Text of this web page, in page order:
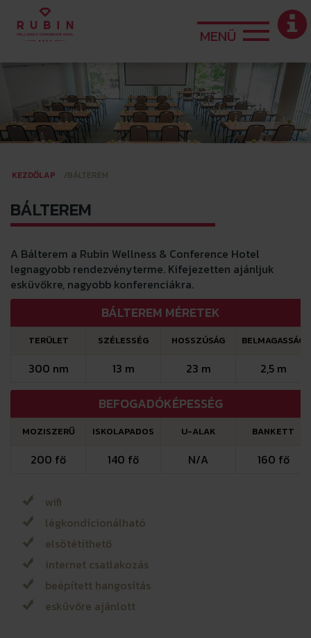
MENÜ
KEZDŐLAP BÁLTEREM
BÁLTEREM
A Bálterem a Rubin Wellness & Conference Hotel
legnagyobb rendezvényterme. Kifejezetten ajánljuk
esküvőkre, nagyobb konferenciákra.
BÁLTEREM MÉRETEK
TERÜLET SZÉLESSÉG HOSSZÚSÁG BELMAGASSÁG
300 nm 13 m 23 m 2,5 m
BEFOGADÓKÉPESSÉG
MOZISZERŰ ISKOLAPADOS U-ALAK BANKETT
200 fő 140 fő N/A 160 fő
wifi
légkondícionálható
elsötétíthető
internet csatlakozás
beépített hangosítás
esküvőre ajánlott